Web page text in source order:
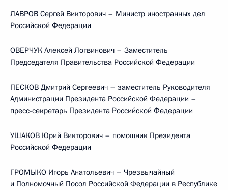
ЛАВРОВ Сергей Викторович – Министр иностранных дел
Российской Федерации
ОВЕРЧУК Алексей Логвинович – Заместитель
Председателя Правительства Российской Федерации
ПЕСКОВ Дмитрий Сергеевич – заместитель Руководителя
Администрации Президента Российской Федерации –
пресс-секретарь Президента Российской Федерации
УШАКОВ Юрий Викторович – помощник Президента
Российской Федерации
ГРОМЫКО Игорь Анатольевич – Чрезвычайный
и Полномочный Посол Российской Федерации в Республике